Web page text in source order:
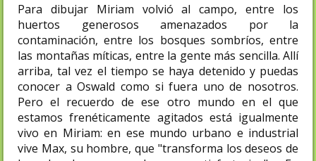
Para dibujar Miriam volvió al campo, entre los
huertos generosos amenazados por la
contaminación, entre los bosques sombríos, entre
las montañas míticas, entre la gente más sencilla. Allí
arriba, tal vez el tiempo se haya detenido y puedas
conocer a Oswald como si fuera uno de nosotros.
Pero el recuerdo de ese otro mundo en el que
estamos frenéticamente agitados está igualmente
vivo en Miriam: en ese mundo urbano e industrial
vive Max, su hombre, que "transforma los deseos de